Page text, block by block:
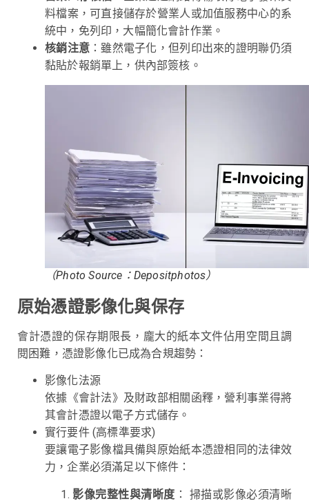
料檔案，可直接儲存於營業人或加值服務中心的系
統中，免列印，大幅簡化會計作業。
核銷注意 ：雖然電子化，但列印出來的證明聯仍須
黏貼於報銷單上，供內部簽核。
（Photo Source：Depositphotos）
原始憑證影像化與保存
會計憑證的保存期限長，龐大的紙本文件佔用空間且調
閱困難，憑證影像化已成為合規趨勢：
影像化法源
依據《會計法》及財政部相關函釋，營利事業得將
其會計憑證以電子方式儲存。
實行要件 (高標準要求)
要讓電子影像檔具備與原始紙本憑證相同的法律效
力，企業必須滿足以下條件：
影像完整性與清晰度 ： 掃描或影像必須清晰